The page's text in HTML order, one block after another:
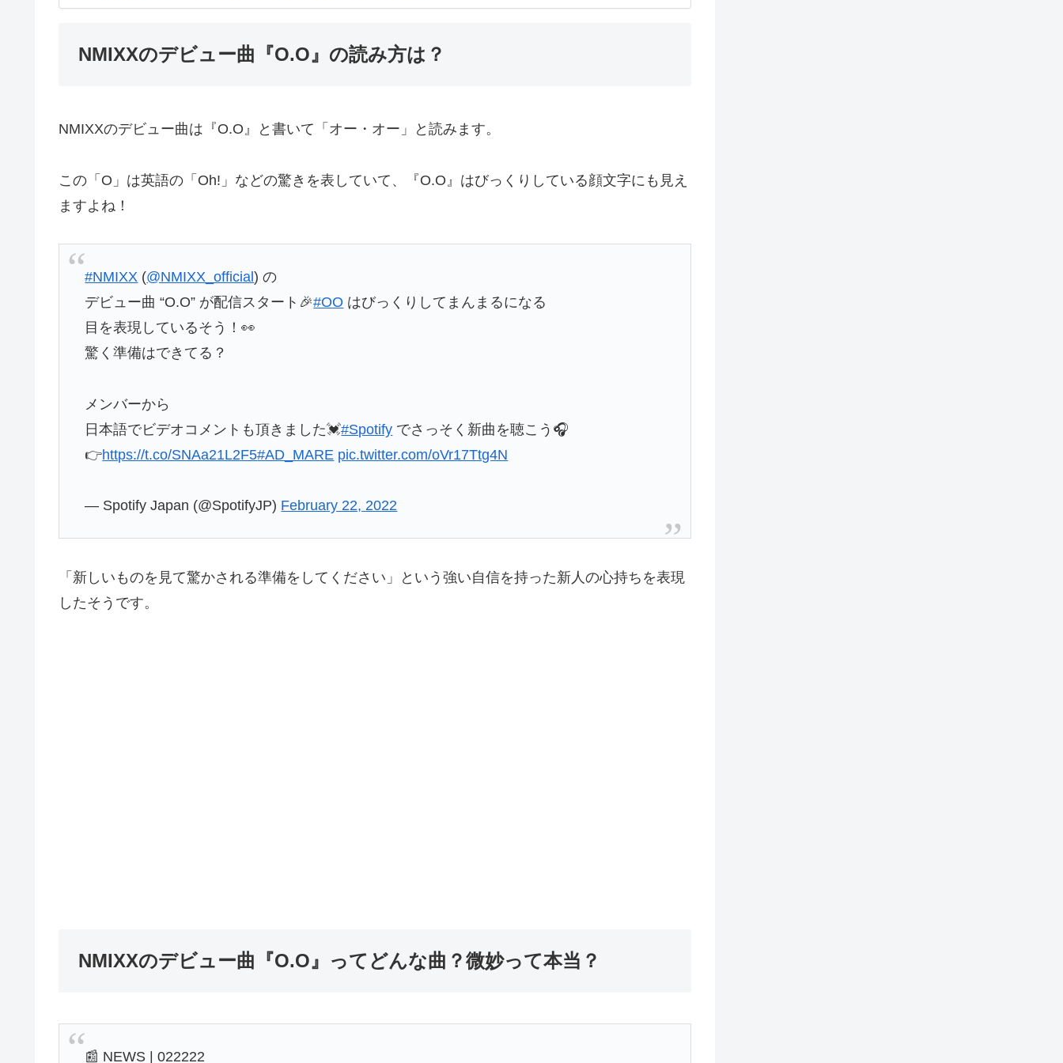
NMIXXのデビュー曲『O.O』の読み方は？
NMIXXのデビュー曲は『O.O』と書いて「オー・オー」と読みます。
この「O」は英語の「Oh!」などの驚きを表していて、『O.O』はびっくりしている顔文字にも見え
ますよね！
#NMIXX (@NMIXX_official) の
デビュー曲 “O.O” が配信スタート🎉#OO はびっくりしてまんまるになる
目を表現しているそう！👀
驚く準備はできてる？
メンバーから
日本語でビデオコメントも頂きました💓#Spotify でさっそく新曲を聴こう🎧
👉https://t.co/SNAa21L2F5#AD_MARE pic.twitter.com/oVr17Ttg4N
— Spotify Japan (@SpotifyJP) February 22, 2022
「新しいものを見て驚かされる準備をしてください」という強い自信を持った新人の心持ちを表現
したそうです。
NMIXXのデビュー曲『O.O』ってどんな曲？微妙って本当？
📰 NEWS | 022222